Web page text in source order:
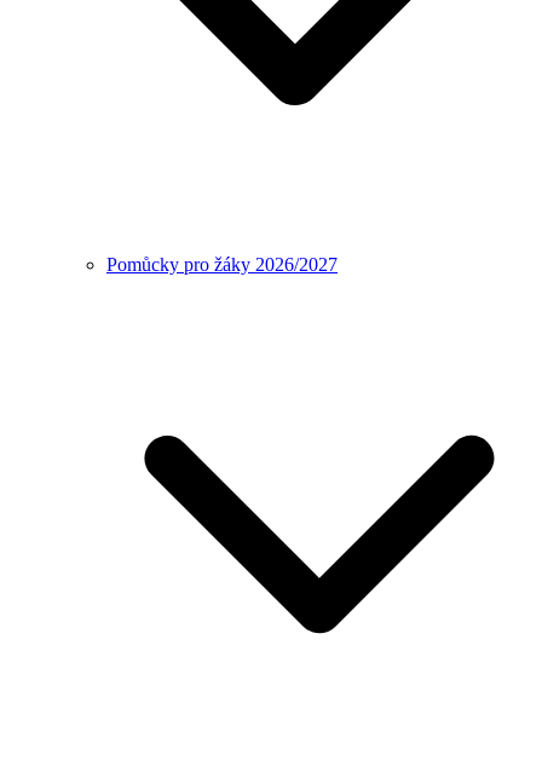
Pomůcky pro žáky 2026/2027